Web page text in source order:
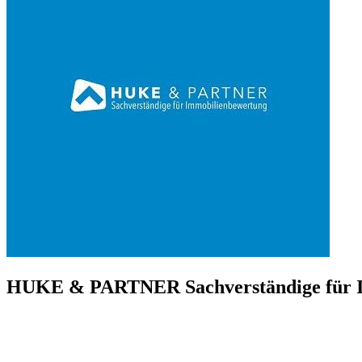
HUKE & PARTNER Sachverständige für